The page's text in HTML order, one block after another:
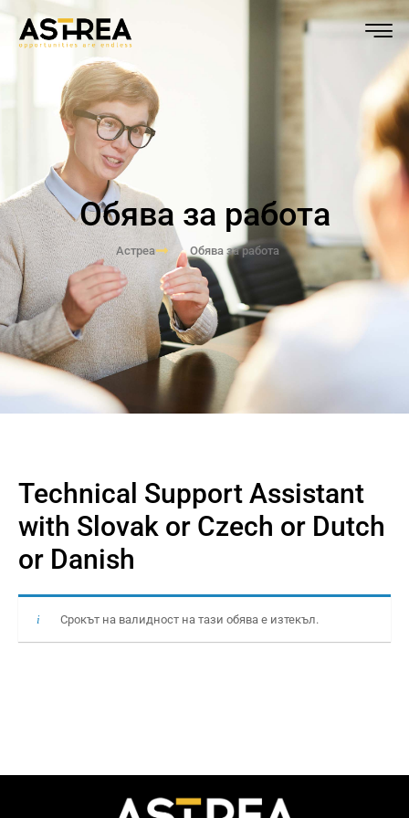
Обява за работа
Астреа Обява за работа
Technical Support Assistant
with Slovak or Czech or Dutch
or Danish
Срокът на валидност на тази обява е изтекъл.